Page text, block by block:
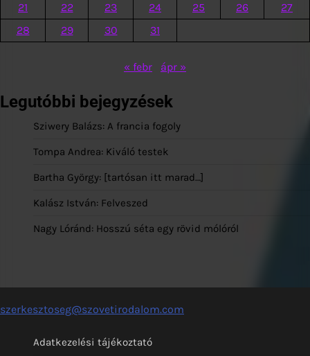
21
22 23 24 25 26
27
28
29 30 31
« febr ápr »
Legutóbbi bejegyzések
Sziwery Balázs: A francia fogoly
Tompa Andrea: Kiváló testek
Bartha György: [tartósan itt marad…]
Kalász István: Felveszed
Nagy Lóránd: Hosszú séta egy rövid mólóról
szerkesztoseg@szovetirodalom.com
Adatkezelési tájékoztató